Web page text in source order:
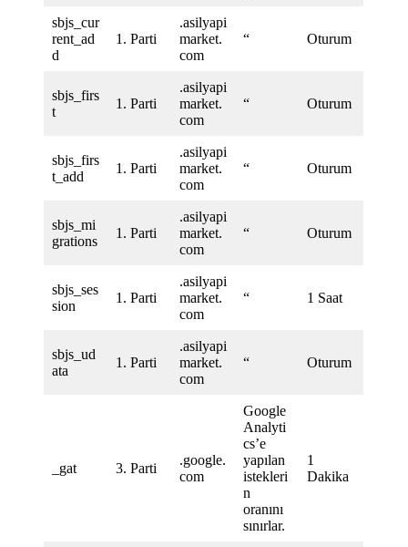
sbjs_cur
rent_ad
d
1. Parti
.asilyapi
market.
com
“ Oturum
sbjs_firs
t
1. Parti
.asilyapi
market.
com
“ Oturum
sbjs_firs
t_add
1. Parti
.asilyapi
market.
com
“ Oturum
sbjs_mi
grations
1. Parti
.asilyapi
market.
com
“ Oturum
sbjs_ses
sion
1. Parti
.asilyapi
market.
com
“ 1 Saat
sbjs_ud
ata
1. Parti
.asilyapi
market.
com
“ Oturum
_gat 3. Parti
.google.
com
Google
Analyti
cs’e
yapılan
istekleri
n
oranını
sınırlar.
1
Dakika